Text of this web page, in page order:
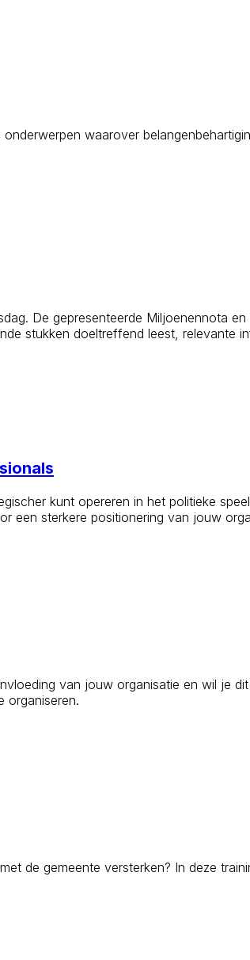
waarover
De gepresenteerde Miljoenennota
stukken doeltreffend leest, relevante
kunt opereren in het politieke
een sterkere positionering van jouw
van jouw organisatie en wil je
organiseren.
de gemeente versterken? In deze